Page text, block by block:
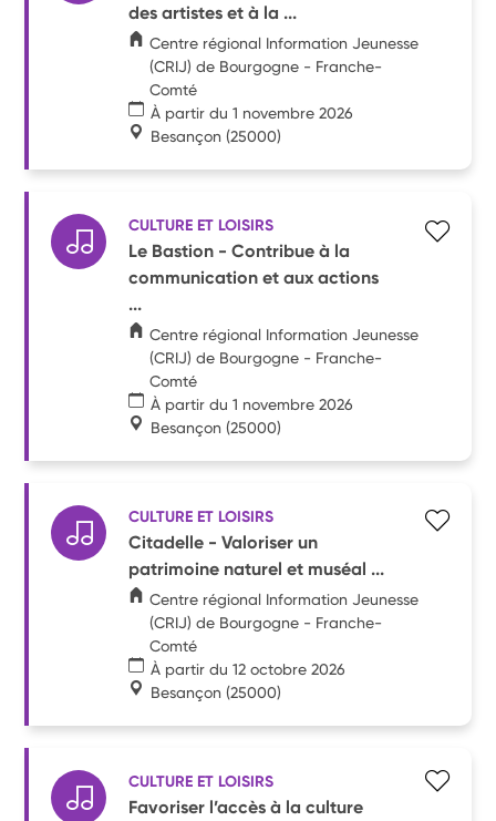
des artistes et à la ...
Centre régional Information Jeunesse
(CRIJ) de Bourgogne - Franche-
Comté
À partir du 1 novembre 2026
Besançon (25000)
CULTURE ET LOISIRS
Le Bastion - Contribue à la
communication et aux actions
...
Centre régional Information Jeunesse
(CRIJ) de Bourgogne - Franche-
Comté
À partir du 1 novembre 2026
Besançon (25000)
CULTURE ET LOISIRS
Citadelle - Valoriser un
patrimoine naturel et muséal ...
Centre régional Information Jeunesse
(CRIJ) de Bourgogne - Franche-
Comté
À partir du 12 octobre 2026
Besançon (25000)
CULTURE ET LOISIRS
Favoriser l’accès à la culture